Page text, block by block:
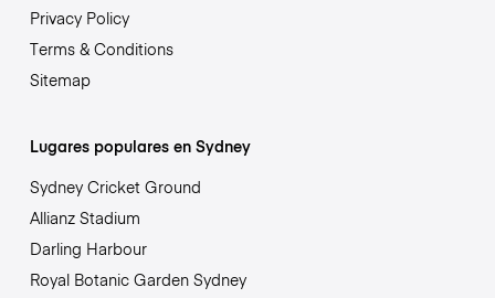
Privacy Policy
Terms & Conditions
Sitemap
Lugares populares en Sydney
Sydney Cricket Ground
Allianz Stadium
Darling Harbour
Royal Botanic Garden Sydney